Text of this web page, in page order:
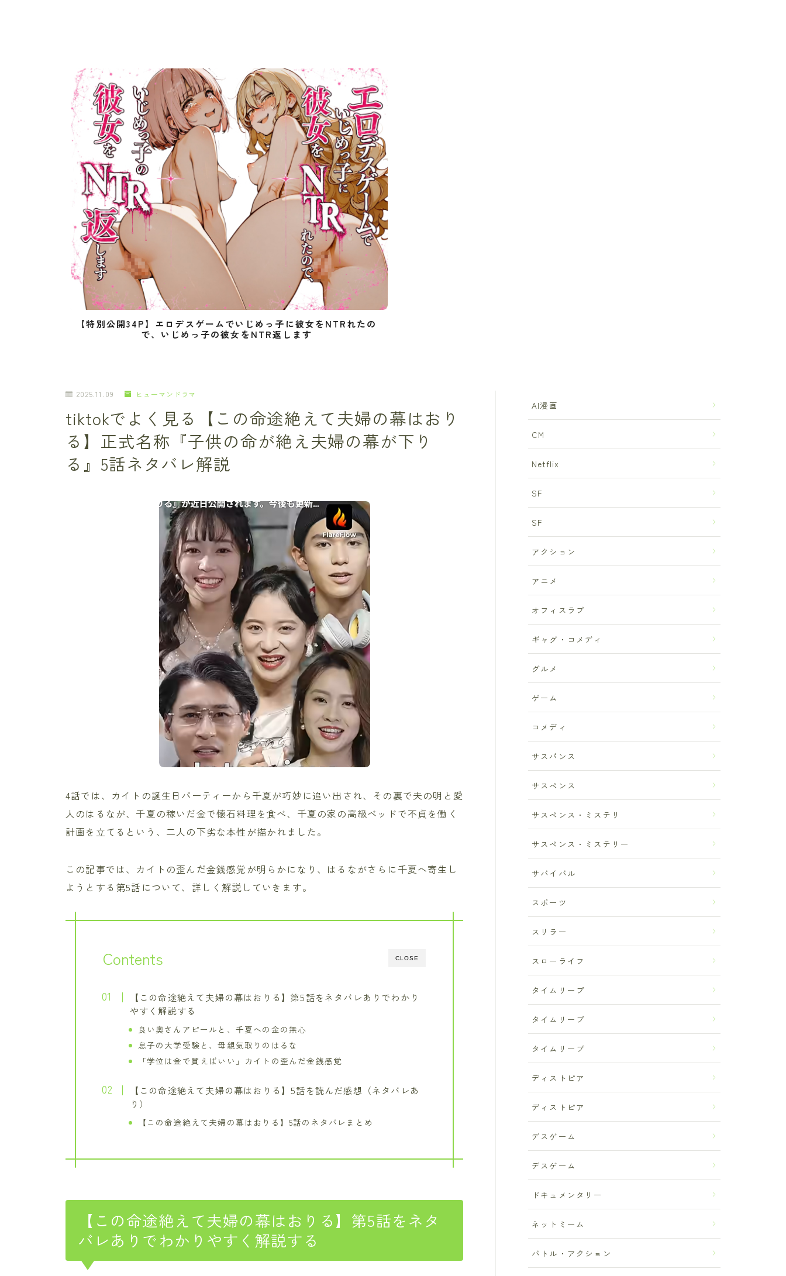
【特別公開34P】エロデスゲームでいじめっ子に彼女をNTRれたの
で、いじめっ子の彼女をNTR返します
2025.11.09 ヒューマンドラマ
tiktokでよく見る【この命途絶えて夫婦の幕はおり
る】正式名称『子供の命が絶え夫婦の幕が下り
る』5話ネタバレ解説
4話では、カイトの誕生日パーティーから千夏が巧妙に追い出され、その裏で夫の明と愛
人のはるなが、千夏の稼いだ金で懐石料理を食べ、千夏の家の高級ベッドで不貞を働く
計画を立てるという、二人の下劣な本性が描かれました。
この記事では、カイトの歪んだ金銭感覚が明らかになり、はるながさらに千夏へ寄生し
ようとする第5話について、詳しく解説していきます。
CLOSE
Contents
【この命途絶えて夫婦の幕はおりる】第5話をネタバレありでわかり
やすく解説する
良い奥さんアピールと、千夏への金の無心
息子の大学受験と、母親気取りのはるな
「学位は金で買えばいい」カイトの歪んだ金銭感覚
【この命途絶えて夫婦の幕はおりる】5話を読んだ感想（ネタバレあ
り）
【この命途絶えて夫婦の幕はおりる】5話のネタバレまとめ
【この命途絶えて夫婦の幕はおりる】第5話をネタ
バレありでわかりやすく解説する
AI漫画
CM
Netflix
SF
SF
アクション
アニメ
オフィスラブ
ギャグ・コメディ
グルメ
ゲーム
コメディ
サスパンス
サスペンス
サスペンス・ミステリ
サスペンス・ミステリー
サバイバル
スポーツ
スリラー
スローライフ
タイムリープ
タイムリープ
タイムリープ
ディストピア
ディストピア
デスゲーム
デスゲーム
ドキュメンタリー
ネットミーム
バトル・アクション